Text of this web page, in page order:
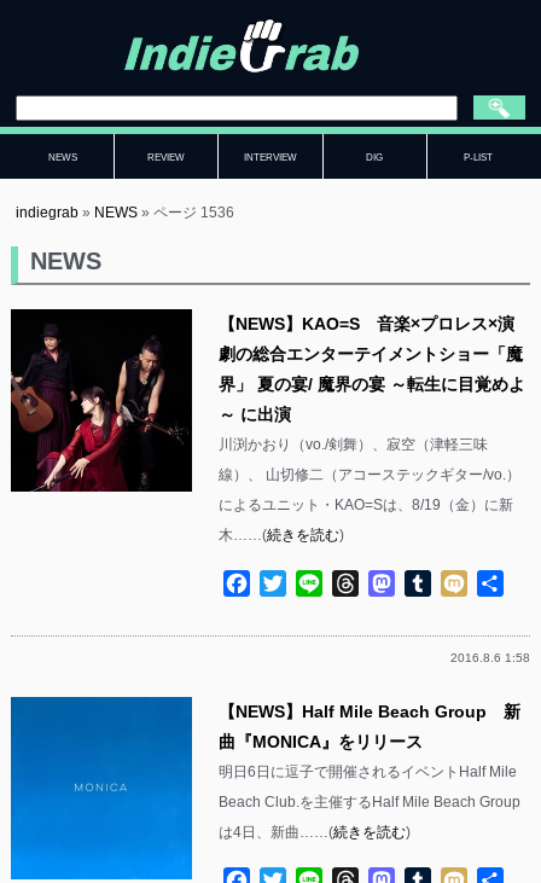
NEWS REVIEW INTERVIEW DIG P-LIST
indiegrab » NEWS »ページ 1536
NEWS
【NEWS】KAO=S 音楽×プロレス×演
劇の総合エンターテイメントショー「魔
界」 夏の宴/ 魔界の宴 ～転生に目覚めよ
～ に出演
川渕かおり（vo./剣舞）、寂空（津軽三味
線）、 山切修二（アコーステックギター/vo.）
によるユニット・KAO=Sは、8/19（金）に新
木……(続きを読む)
Facebook
TwitterLine ThreadsMastodon
Tumblr
Mixi
2016.8.6 1:58
【NEWS】Half Mile Beach Group 新
曲『MONICA』をリリース
明日6日に逗子で開催されるイベントHalf Mile
Beach Club.を主催するHalf Mile Beach Group
は4日、新曲……(続きを読む)